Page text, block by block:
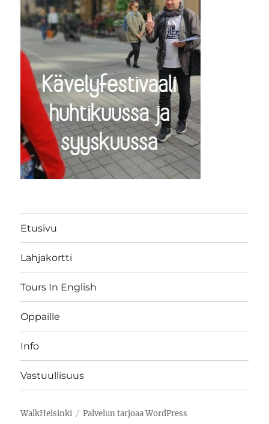
Etusivu
Lahjakortti
Tours In English
Oppaille
Info
Vastuullisuus
WalkHelsinki Palvelun tarjoaa WordPress